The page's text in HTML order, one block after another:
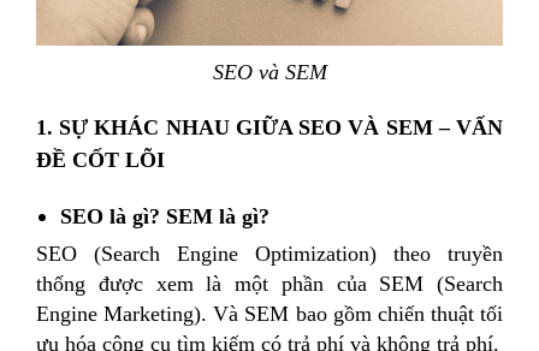
SEO và SEM
1. SỰ KHÁC NHAU GIỮA SEO VÀ SEM – VẤN
ĐỀ CỐT LÕI
SEO là gì? SEM là gì?
SEO (Search Engine Optimization) theo truyền
thống được xem là một phần của SEM (Search
Engine Marketing). Và SEM bao gồm chiến thuật tối
ưu hóa công cụ tìm kiếm có trả phí và không trả phí.